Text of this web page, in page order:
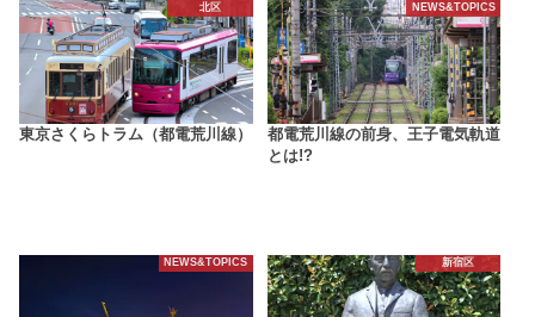
北区
東京さくらトラム（都電荒川線）
NEWS&TOPICS
都電荒川線の前身、王子電気軌道
とは!?
NEWS&TOPICS 新宿区